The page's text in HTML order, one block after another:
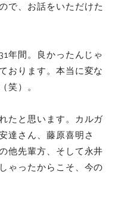
で、 お話をいただけた
年間。良かったんじゃ
おります。本当に変な
笑）。
たと思います。カルガ
達さん、藤原喜明さ
他先輩方、そして永井
ゃったからこそ、今の